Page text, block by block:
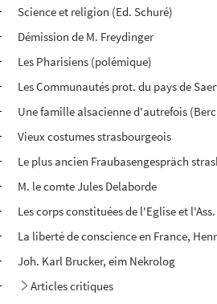
Science et religion (Ed. Schuré)
Démission de M. Freydinger
Les Pharisiens (polémique)
Les Communautés prot. du pays de
Une famille alsacienne d'autrefois
Vieux costumes strasbourgeois
Le plus ancien Fraubasengespräch
M. le comte Jules Delaborde
Les corps constituées de l'Eglise et
La liberté de conscience en France,
Joh. Karl Brucker, eim Nekrolog
Articles critiques